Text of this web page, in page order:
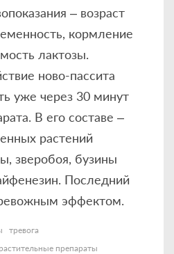
– возраст
кормление
лактозы.
ново-пассита
уже через 30 минут
В его составе –
растений
зверобоя, бузины
Последний
эффектом.
тревога
растительные препараты